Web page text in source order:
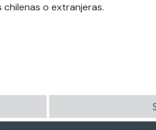
o extranjeras.